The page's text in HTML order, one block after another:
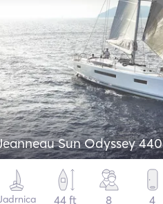
Sun Odyssey 440
44 ft
8 4